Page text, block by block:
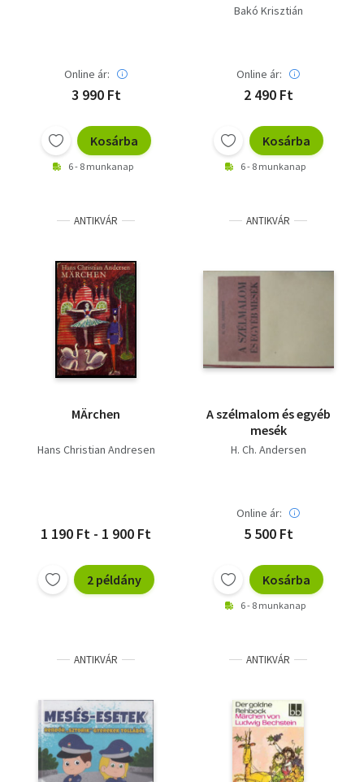
Online ár:
3 990 Ft
Kosárba
6 - 8 munkanap
Bakó Krisztián
Online ár:
2 490 Ft
Kosárba
6 - 8 munkanap
ANTIKVÁR
MÄrchen
Hans Christian Andresen
1 190 Ft - 1 900 Ft
2 példány
ANTIKVÁR
A szélmalom és egyéb
mesék
H. Ch. Andersen
Online ár:
5 500 Ft
Kosárba
6 - 8 munkanap
ANTIKVÁR ANTIKVÁR